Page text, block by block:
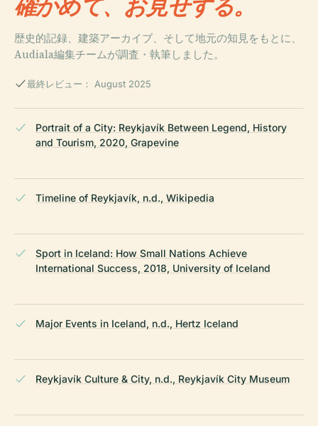
確かめて、お見せする。
歴史的記録、建築アーカイブ、そして地元の知見をもとに、
Audiala編集チームが調査・執筆しました。
最終レビュー： August 2025
Portrait of a City: Reykjavík Between Legend, History
and Tourism, 2020, Grapevine
Timeline of Reykjavík, n.d., Wikipedia
Sport in Iceland: How Small Nations Achieve
International Success, 2018, University of Iceland
Major Events in Iceland, n.d., Hertz Iceland
Reykjavík Culture & City, n.d., Reykjavík City Museum